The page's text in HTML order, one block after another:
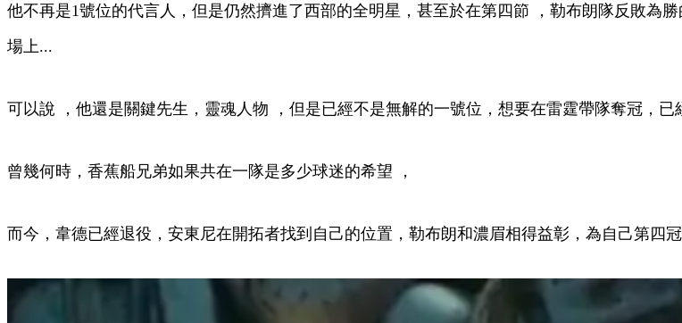
他不再是1號位的代言人，但是仍然擠進了西部的全明星，甚至於在第四節 ，勒布朗隊反敗為勝的關
場上...
可以說 ，他還是關鍵先生，靈魂人物 ，但是已經不是無解的一號位，想要在雷霆帶隊奪冠
曾幾何時，香蕉船兄弟如果共在一隊是多少球迷的希望 ，
而今，韋德已經退役，安東尼在開拓者找到自己的位置，勒布朗和濃眉相得益彰，為自己第